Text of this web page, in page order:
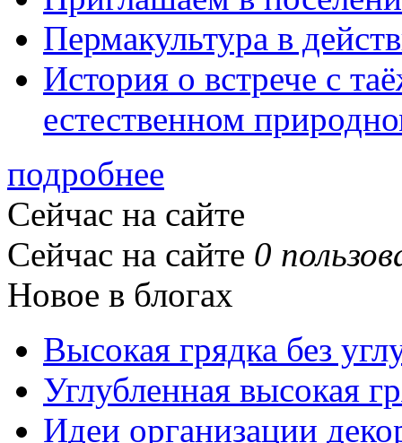
Пермакультура в
История о встрече с
естественном
подробнее
Сейчас на сайте
Сейчас на сайте 0
Новое в блогах
Высокая грядка без
Углубленная высокая
Идеи организации